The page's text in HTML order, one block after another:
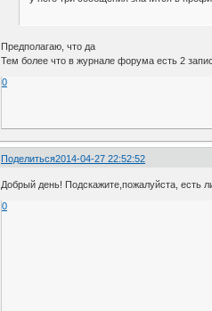
Предполагаю, что да
Тем более что в журнале форума есть 2
0
Поделиться2014-04-27 22:52:52
Добрый день! Подскажите,пожалуйста, есть
0